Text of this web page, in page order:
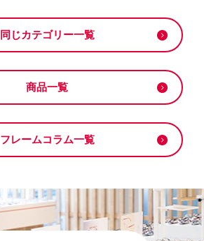
同じカテゴリー一覧
商品一覧
フレームコラム一覧